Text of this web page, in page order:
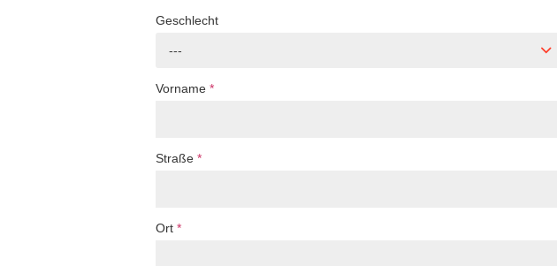
Geschlecht
---
Vorname *
Straße *
Ort *